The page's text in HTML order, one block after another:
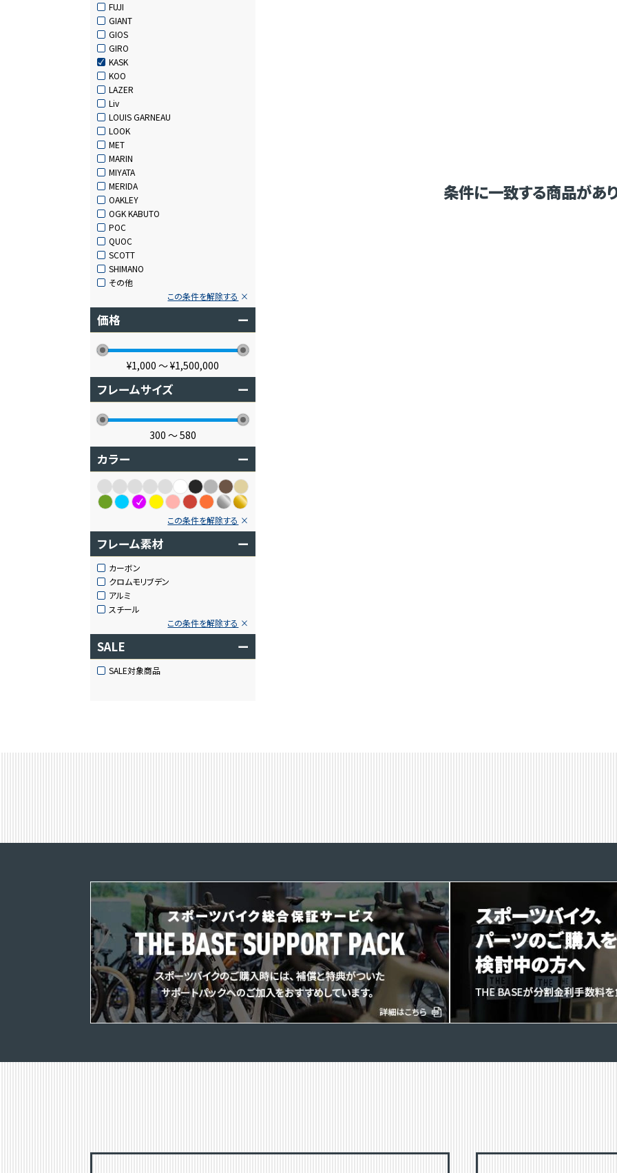
FUJI
GIANT
GIOS
GIRO
KASK
KOO
LAZER
Liv
LOUIS GARNEAU
LOOK
MET
MARIN
MIYATA
MERIDA
OAKLEY
OGK KABUTO
POC
QUOC
SCOTT
SHIMANO
その他
この条件を解除する
価格 ー
¥1,000 〜¥1,500,000
フレームサイズ ー
300 〜580
カラー ー
この条件を解除する
フレーム素材 ー
カーボン
クロムモリブデン
アルミ
スチール
この条件を解除する
SALE ー
SALE対象商品
条件に一致する商品があ